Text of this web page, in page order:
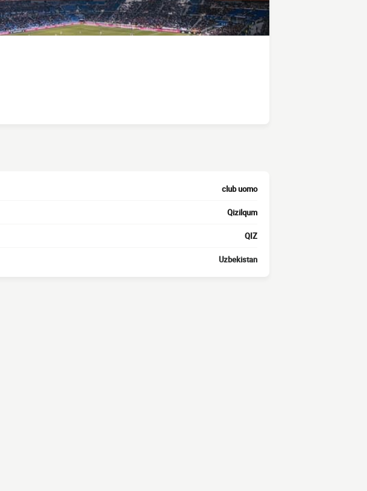
club uomo
Qizilqum
QIZ
Uzbekistan